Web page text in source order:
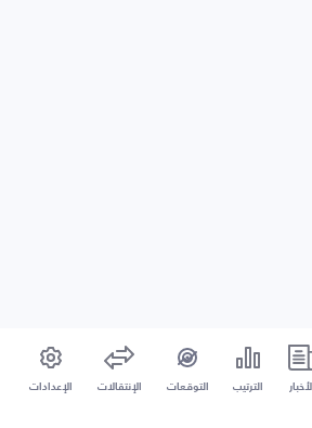
الأخبار الترتيب التوقعات الإنتقالات الإعدادات